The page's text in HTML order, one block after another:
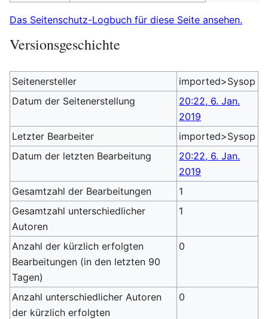
Das Seitenschutz-Logbuch für diese Seite ansehen.
Versionsgeschichte
Seitenersteller
imported>Sysop
Datum der Seitenerstellung
20:22, 6. Jan.
2019
Letzter Bearbeiter
imported>Sysop
Datum der letzten Bearbeitung
20:22, 6. Jan.
2019
Gesamtzahl der Bearbeitungen
1
Gesamtzahl unterschiedlicher
Autoren
1
Anzahl der kürzlich erfolgten
Bearbeitungen (in den letzten 90
Tagen)
0
Anzahl unterschiedlicher Autoren
der kürzlich erfolgten
0